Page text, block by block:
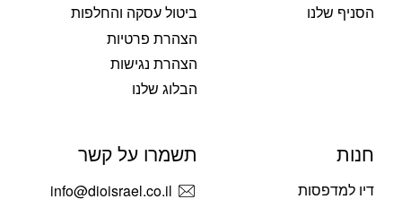
הסניף שלנו
ביטול עסקה והחלפות
הצהרת פרטיות
הצהרת נגישות
הבלוג שלנו
חנות
דיו למדפסות
תשמרו על קשר
info@dioisrael.co.il